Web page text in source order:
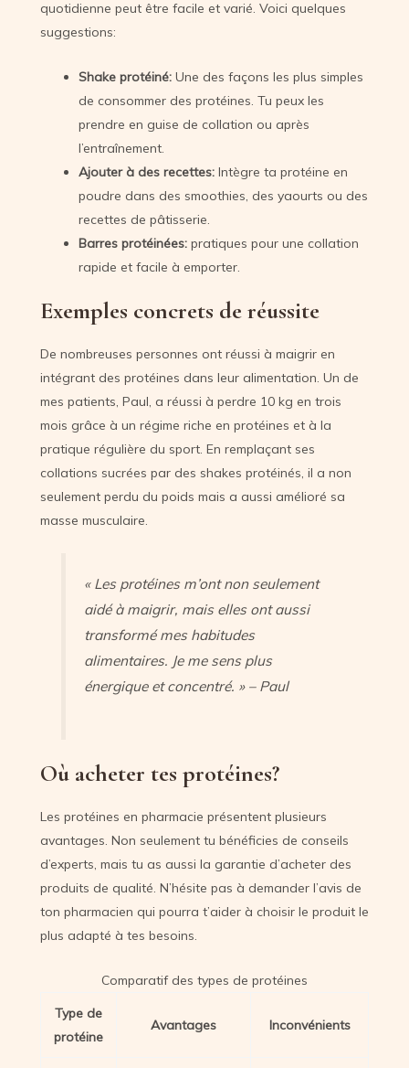
quotidienne peut être facile et varié. Voici quelques
suggestions:
Shake protéiné: Une des façons les plus simples
de consommer des protéines. Tu peux les
prendre en guise de collation ou après
l’entraînement.
Ajouter à des recettes: Intègre ta protéine en
poudre dans des smoothies, des yaourts ou des
recettes de pâtisserie.
Barres protéinées: pratiques pour une collation
rapide et facile à emporter.
Exemples concrets de réussite
De nombreuses personnes ont réussi à maigrir en
intégrant des protéines dans leur alimentation. Un de
mes patients, Paul, a réussi à perdre 10 kg en trois
mois grâce à un régime riche en protéines et à la
pratique régulière du sport. En remplaçant ses
collations sucrées par des shakes protéinés, il a non
seulement perdu du poids mais a aussi amélioré sa
masse musculaire.
« Les protéines m’ont non seulement
aidé à maigrir, mais elles ont aussi
transformé mes habitudes
alimentaires. Je me sens plus
énergique et concentré. » – Paul
Où acheter tes protéines?
Les protéines en pharmacie présentent plusieurs
avantages. Non seulement tu bénéficies de conseils
d’experts, mais tu as aussi la garantie d’acheter des
produits de qualité. N’hésite pas à demander l’avis de
ton pharmacien qui pourra t’aider à choisir le produit le
plus adapté à tes besoins.
Comparatif des types de protéines
Type de
protéine
Avantages Inconvénients